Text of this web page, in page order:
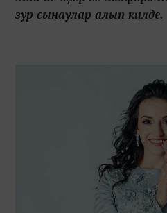
зур сынаулар алып килде.